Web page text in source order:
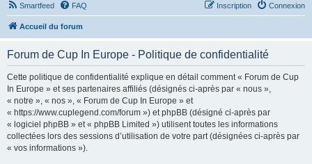
Smartfeed FAQ Connexion
Inscription
Accueil du forum
Forum de Cup In Europe - Politique de confidentialité
Cette politique de confidentialité explique en détail comment « Forum de Cup
In Europe » et ses partenaires affiliés (désignés ci-après par « nous »,
« notre », « nos », « Forum de Cup In Europe » et
« https://www.cuplegend.com/forum ») et phpBB (désigné ci-après par
« logiciel phpBB » et « phpBB Limited ») utilisent toutes les informations
collectées lors des sessions d’utilisation de votre part (désignées ci-après par
« vos informations »).